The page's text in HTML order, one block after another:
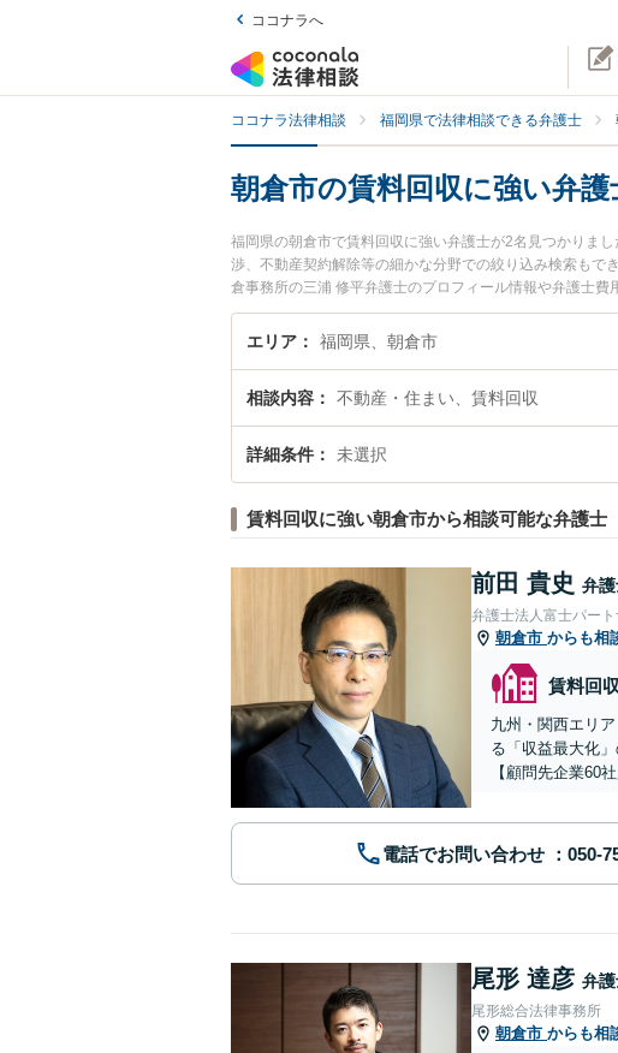
ココナラへ
ココナラ法律相談 福岡県で法律相談できる弁護士
朝倉市の賃料回収に強い弁護
福岡県の朝倉市で賃料回収に強い弁護士が2名見つかりま
渉、不動産契約解除等の細かな分野での絞り込み検索もで
倉事務所の三浦 修平弁護士のプロフィール情報や弁護士
い』『賃料回収のトラブル解決の実績豊富な近くの弁護士
さんにおすすめです。
エリア 福岡県、朝倉市
相談内容 不動産・住まい、賃料回収
詳細条件 未選択
賃料回収に強い朝倉市から相談可能な弁護士
前田 貴史 弁
弁護士法人富士パー
朝倉市 からも相
賃料回収
九州・関西エリ
る「収益最大化
【顧問先企業60社
電話でお問い合わせ
尾形 達彦 弁
尾形総合法律事務所
朝倉市 からも相